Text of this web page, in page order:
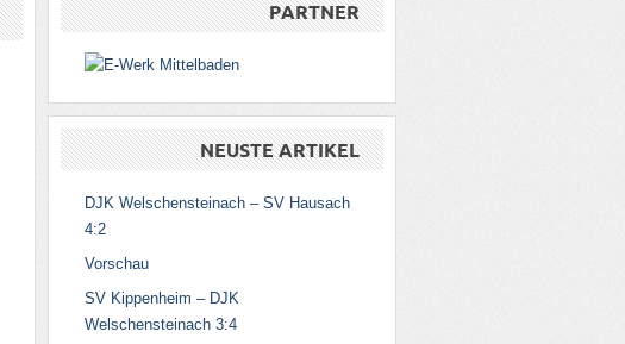
PARTNER
NEUSTE ARTIKEL
DJK Welschensteinach – SV Hausach
4:2
Vorschau
SV Kippenheim – DJK
Welschensteinach 3:4